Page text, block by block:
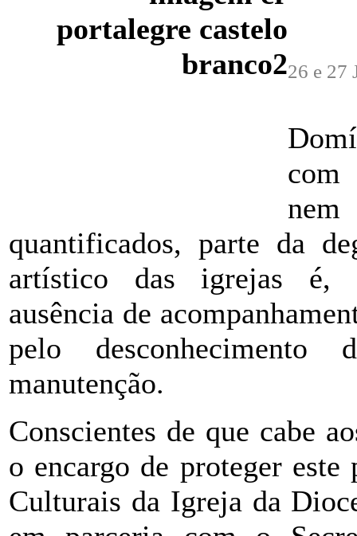
26 e 27
com
quantificados, parte da
artístico das igrejas é,
ausência de
pelo desconhecimento
manutenção.
Conscientes de que cabe
o encargo de proteger
Culturais da Igreja da